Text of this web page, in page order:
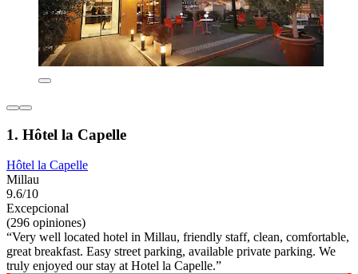
1. Hôtel la Capelle
Hôtel la Capelle
Millau
9.6/10
Excepcional
(296 opiniones)
“Very well located hotel in Millau, friendly staff, clean, comfortable,
great breakfast. Easy street parking, available private parking. We
truly enjoyed our stay at Hotel la Capelle.”